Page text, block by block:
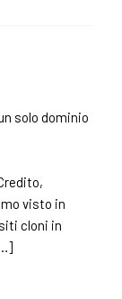
solo dominio
visto in
cloni in